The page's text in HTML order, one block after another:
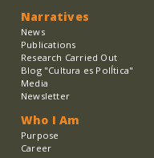
Narratives
News
Publications
Research Carried Out
Blog "Cultura es PolÍtica"
Media
Newsletter
Who I Am
Purpose
Career